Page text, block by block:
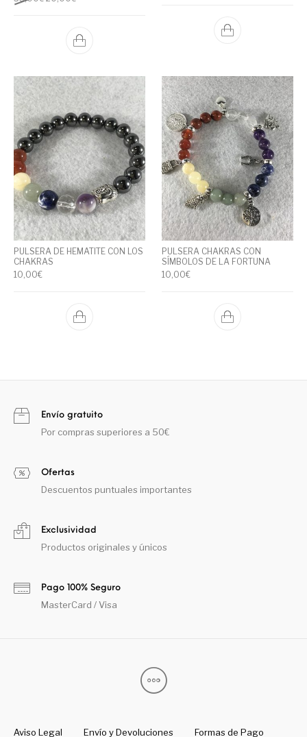
PULSERA DE HEMATITE CON LOS
CHAKRAS
10,00€
PULSERA CHAKRAS CON
SÍMBOLOS DE LA FORTUNA
10,00€
Envío gratuito
Por compras superiores a 50€
Ofertas
Descuentos puntuales importantes
Exclusividad
Productos originales y únicos
Pago 100% Seguro
MasterCard / Visa
Aviso Legal Envío y Devoluciones Formas de Pago